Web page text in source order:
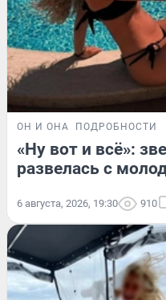
ОН И ОНА ПОДРОБНОСТИ
«Ну вот и всё»:
развелась с
6 августа, 2026, 19:30 910